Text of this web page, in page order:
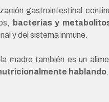
gastrointestinal
bacterias y
y del sistema inmune.
madre también es un
hablando.